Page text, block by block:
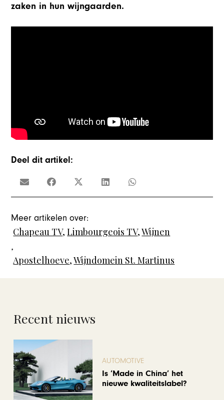
zaken in hun wijngaarden.
Deel dit artikel:
Meer artikelen over:
Chapeau TV,Limbourgeois TV,Wijnen
,
Apostelhoeve,Wijndomein St. Martinus
Recent nieuws
AUTOMOTIVE
Is ‘Made in China’ het
nieuwe kwaliteitslabel?